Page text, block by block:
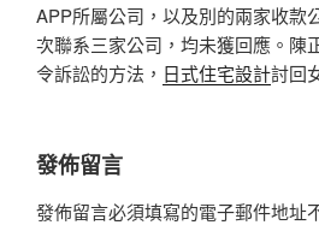
APP所屬公司，以及別的兩家收款
次聯系三家公司，均未獲回應。陳
令訴訟的方法， 日式住宅設計討回
發佈留言
發佈留言必須填寫的電子郵件地址